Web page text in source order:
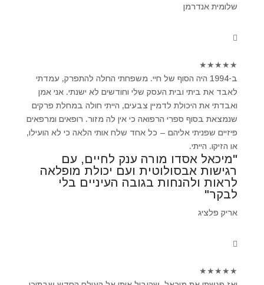
שלומית אנדרמן
★
★
★
★
★
ב-1994 היה הסוף של חיי. משפחתי החלה להתפרק, עמדתי
לאבד את ביתי ובית העסק שלי וחודשים לא ישנתי. אני אמן
ואבדתי את היכולת לדמיין צבעים, הייתי חולה במחלת פרקים
שנמצאת בסוף ספרי הרפואה כי אין לה מזור. רופאים ומרפאים
פיזיים שפניתי אליהם – כל אחד שלח אותי הלאה כי לא הועילו,
או הזיקו. הייתי.
"מיכאל אסדו מורה ענק לחיים, עם
רגישות אבסולוטית ועם יכולת מופלאה
לראות ולהנחות בגובה העיניים בלי
לבקר"
אריק פלציג
★
★
★
★
★